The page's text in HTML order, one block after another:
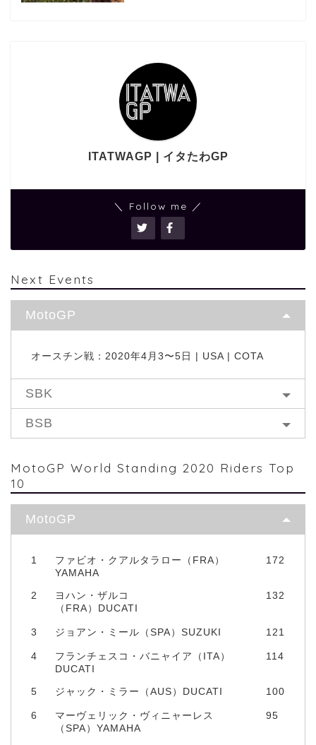
ITATWAGP | イタたわGP
＼ Follow me ／
Next Events
MotoGP
オースチン戦：2020年4月3〜5日 | USA | COTA
SBK
BSB
MotoGP World Standing 2020 Riders Top
10
MotoGP
1
ファビオ・クアルタラロー（FRA）
YAMAHA
172
2
ヨハン・ザルコ
（FRA）DUCATI
132
3 ジョアン・ミール（SPA）SUZUKI 121
4
フランチェスコ・バニャイア（ITA）
DUCATI
114
5 ジャック・ミラー（AUS）DUCATI 100
6
マーヴェリック・ヴィニャーレス
（SPA）YAMAHA
95